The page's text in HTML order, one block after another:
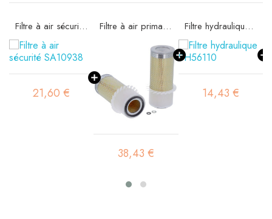
Filtre à air sécurité SA10938
21,60 €
Filtre à air primaire SA14009K
38,43 €
Filtre hydraulique SH56110
14,43 €